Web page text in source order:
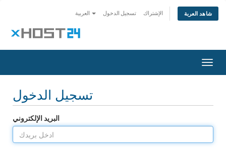
تسجيل الدخول الإشتراك شاهد العربة
تسجيل الدخول
البريد الإلكتروني